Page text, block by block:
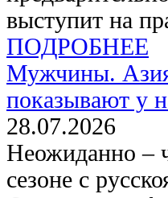
выступит на
ПОДРОБНЕЕ
Мужчины.
показывают у
28.07.2026
Неожиданно –
сезоне с